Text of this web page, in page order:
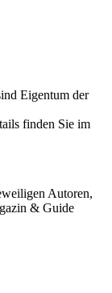
Eigentum der
finden Sie im
Autoren,
& Guide